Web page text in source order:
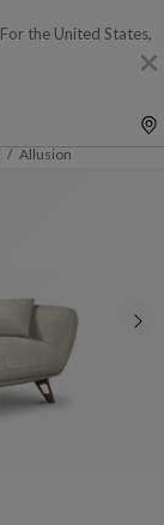
For the United States,
Allusion